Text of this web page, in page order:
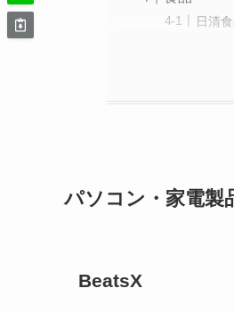
日清
パソコン・家電製
BeatsX